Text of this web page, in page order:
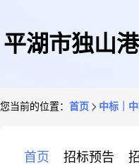
平湖市独山
您当前的位置： 首页 中标｜
首页 招标预告